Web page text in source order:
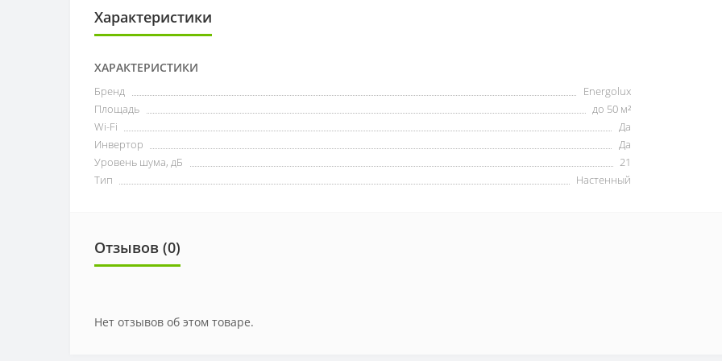
Характеристики
ХАРАКТЕРИСТИКИ
Бренд
Energolux
Площадь
до 50 м²
Wi-Fi
Да
Инвертор
Да
Уровень шума, дБ
21
Тип
Настенный
Отзывов (0)
Нет отзывов об этом товаре.